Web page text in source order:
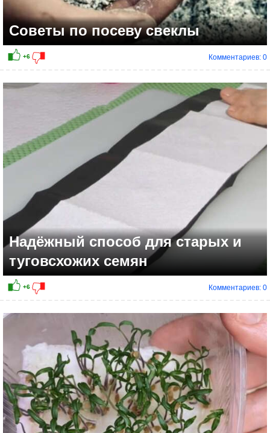
Советы по посеву свеклы
Комментариев: 0
Надёжный способ для старых и
туговсхожих семян
Комментариев: 0